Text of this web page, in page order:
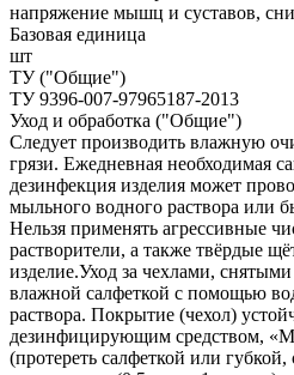
напряжение мышц и суставов,
Базовая единица
шт
ТУ ("Общие")
ТУ 9396-007-97965187-2013
Уход и обработка ("Общие")
Следует производить влажную
грязи. Ежедневная необходимая
дезинфекция изделия может
мыльного водного раствора или
Нельзя применять агрессивные
растворители, а также твёрдые
изделие.Уход за чехлами,
влажной салфеткой с помощью
раствора. Покрытие (чехол)
дезинфицирующим средством,
(протереть салфеткой или